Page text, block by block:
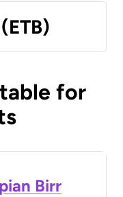
for
Birr